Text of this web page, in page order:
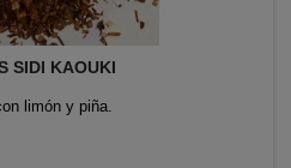
SIDI KAOUKI
limón y piña.